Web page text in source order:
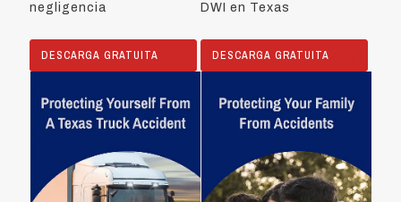
negligencia
DESCARGA GRATUITA
DWI en Texas
DESCARGA GRATUITA